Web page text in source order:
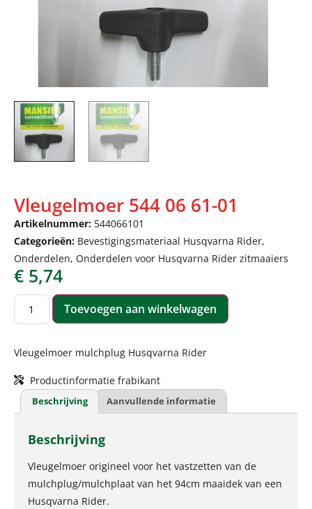
Vleugelmoer 544 06 61-01
Artikelnummer: 544066101
Categorieën: Bevestigingsmateriaal Husqvarna Rider,
Onderdelen, Onderdelen voor Husqvarna Rider zitmaaiers
€ 5,74
Toevoegen aan winkelwagen
Vleugelmoer mulchplug Husqvarna Rider
Productinformatie frabikant
Beschrijving Aanvullende informatie
Beschrijving
Vleugelmoer origineel voor het vastzetten van de
mulchplug/mulchplaat van het 94cm maaidek van een
Husqvarna Rider.